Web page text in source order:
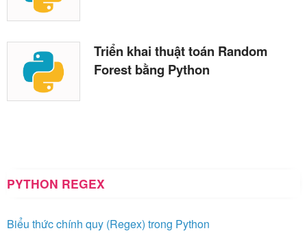
Triển khai thuật toán Random
Forest bằng Python
PYTHON REGEX
Biểu thức chính quy (Regex) trong Python